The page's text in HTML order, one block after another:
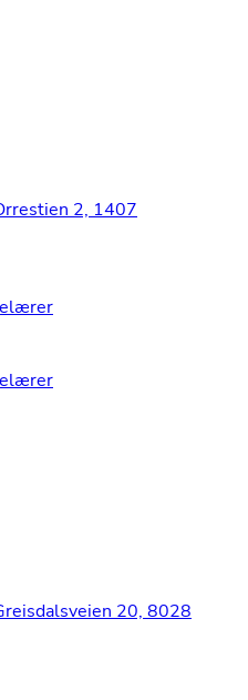
utanför)– varannan helg
2, 1407
ambisiøs på vegne av
20, 8028
har vi et ambisiøst mål